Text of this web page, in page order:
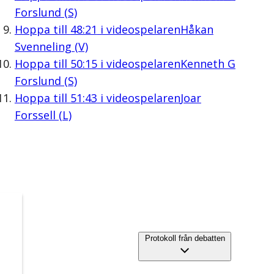
Forslund (S)
Hoppa till 48:21 i videospelarenHåkan
Svenneling (V)
Hoppa till 50:15i videospelarenKenneth G
Forslund (S)
Hoppa till 51:43 i videospelarenJoar
Forssell (L)
Protokoll från debatten